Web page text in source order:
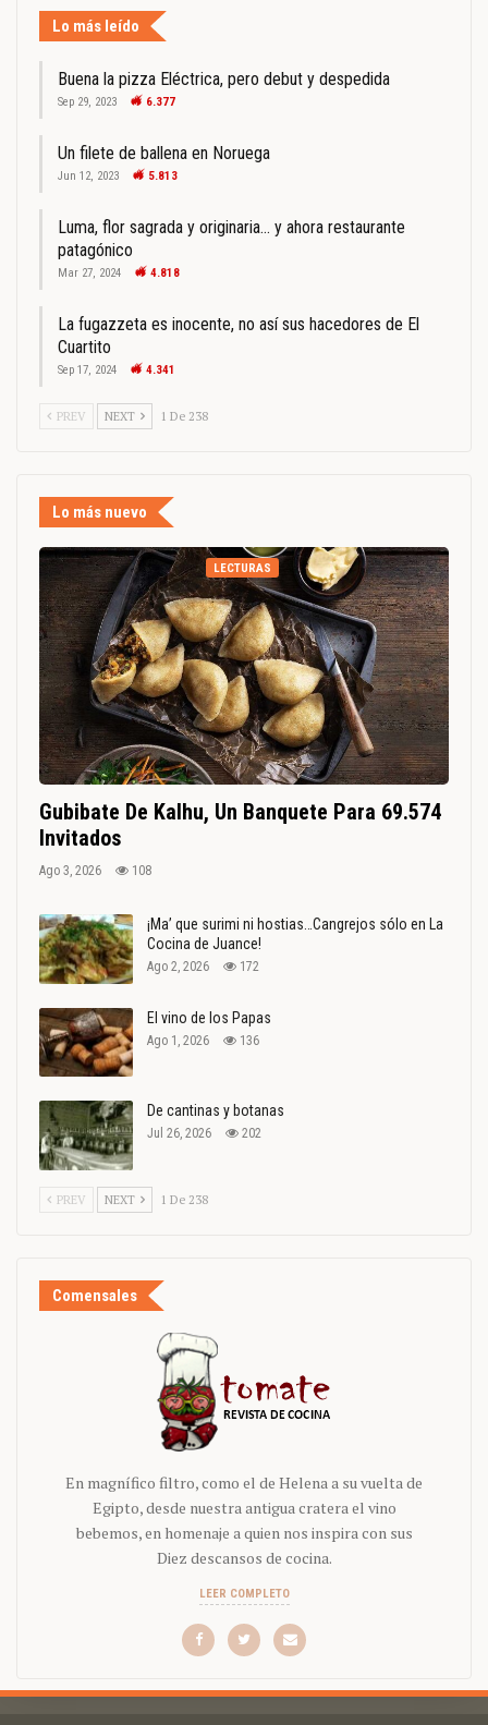
Lo más leído
Buena la pizza Eléctrica, pero debut y despedida
Sep 29, 2023 6.377
Un filete de ballena en Noruega
Jun 12, 2023 5.813
Luma, flor sagrada y originaria… y ahora restaurante
patagónico
Mar 27, 2024 4.818
La fugazzeta es inocente, no así sus hacedores de El
Cuartito
Sep 17, 2024 4.341
PREV NEXT 1 De 238
Lo más nuevo
LECTURAS
Gubibate De Kalhu, Un Banquete Para 69.574
Invitados
Ago 3, 2026 108
¡Ma’ que surimi ni hostias…Cangrejos sólo en La
Cocina de Juance!
Ago 2, 2026 172
El vino de los Papas
Ago 1, 2026 136
De cantinas y botanas
Jul 26, 2026 202
PREV NEXT 1 De 238
Comensales
En magnífico filtro, como el de Helena a su vuelta de
Egipto, desde nuestra antigua cratera el vino
bebemos, en homenaje a quien nos inspira con sus
Diez descansos de cocina.
LEER COMPLETO